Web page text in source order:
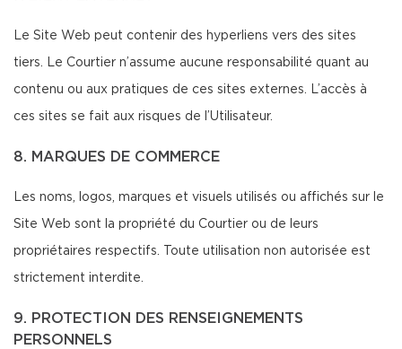
Le Site Web peut contenir des hyperliens vers des sites
tiers. Le Courtier n’assume aucune responsabilité quant au
contenu ou aux pratiques de ces sites externes. L’accès à
ces sites se fait aux risques de l’Utilisateur.
8. MARQUES DE COMMERCE
Les noms, logos, marques et visuels utilisés ou affichés sur le
Site Web sont la propriété du Courtier ou de leurs
propriétaires respectifs. Toute utilisation non autorisée est
strictement interdite.
9. PROTECTION DES RENSEIGNEMENTS
PERSONNELS